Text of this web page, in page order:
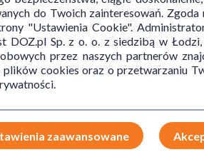
POSTAĆ
kapsułki
do Twoich zainteresowań.
"Ustawienia Cookie".
DOZ.pl Sp. z o. o. z siedzibą w
przez naszych partnerów
cookies oraz o przetwarzaniu
zaawansowane